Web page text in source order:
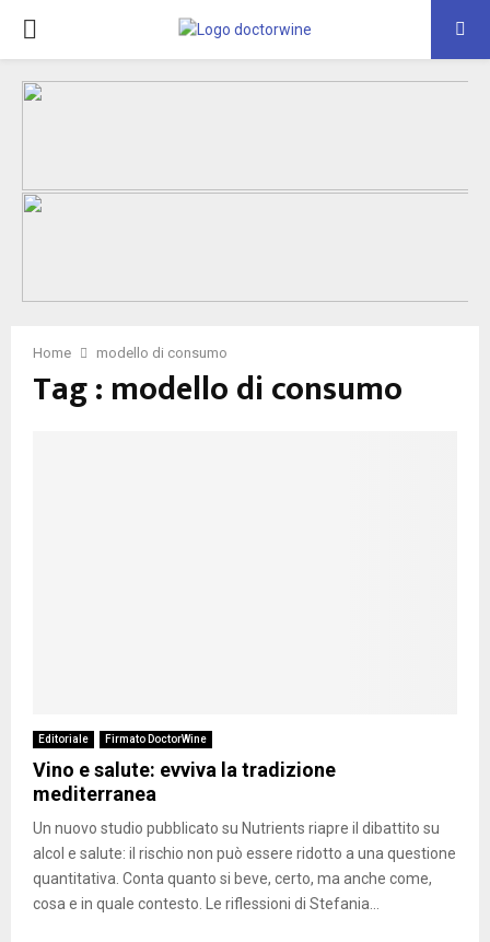
PRIMARY
MENU
Home modello di consumo
Tag : modello di consumo
Editoriale Firmato DoctorWine
Vino e salute: evviva la tradizione
mediterranea
Un nuovo studio pubblicato su Nutrients riapre il dibattito su
alcol e salute: il rischio non può essere ridotto a una questione
quantitativa. Conta quanto si beve, certo, ma anche come,
cosa e in quale contesto. Le riflessioni di Stefania...